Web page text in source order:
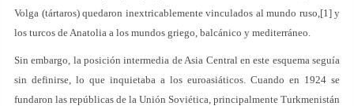
Volga (tártaros) quedaron inextricablemente vinculados al mundo ruso,[1] y
los turcos de Anatolia a los mundos griego, balcánico y mediterráneo.
Sin embargo, la posición intermedia de Asia Central en este esquema seguía
sin definirse, lo que inquietaba a los euroasiáticos. Cuando en 1924 se
fundaron las repúblicas de la Unión Soviética, principalmente Turkmenistán